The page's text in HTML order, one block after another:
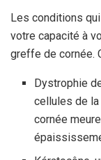
Les conditions
votre capacité à
greffe de cornée.
Dystrophie
cellules de
cornée